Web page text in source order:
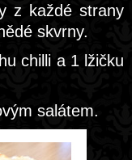
z každé strany
skvrny.
chilli a 1 lžičku
salátem.